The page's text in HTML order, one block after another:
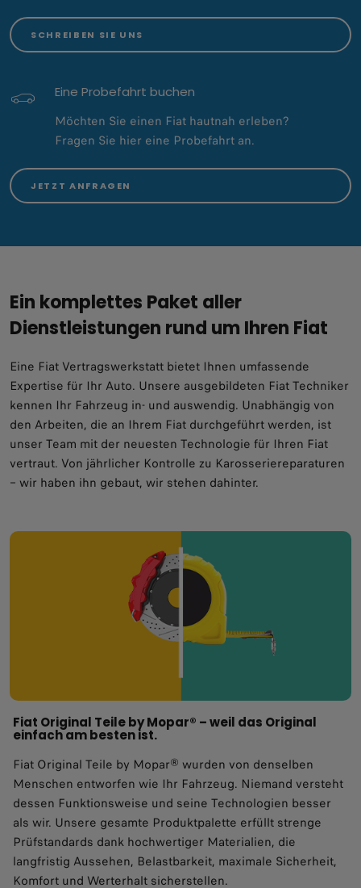
SCHREIBEN SIE UNS
Eine Probefahrt buchen
Möchten Sie einen Fiat hautnah erleben?
Fragen Sie hier eine Probefahrt an.
JETZT ANFRAGEN
Ein komplettes Paket aller
Dienstleistungen rund um Ihren Fiat
Eine Fiat Vertragswerkstatt bietet Ihnen umfassende
Expertise für Ihr Auto. Unsere ausgebildeten Fiat Techniker
kennen Ihr Fahrzeug in- und auswendig. Unabhängig von
den Arbeiten, die an Ihrem Fiat durchgeführt werden, ist
unser Team mit der neuesten Technologie für Ihren Fiat
vertraut. Von jährlicher Kontrolle zu Karosseriereparaturen
– wir haben ihn gebaut, wir stehen dahinter.
Fiat Original Teile by Mopar® – weil das Original
einfach am besten ist.
Fiat Original Teile by Mopar® wurden von denselben
Menschen entworfen wie Ihr Fahrzeug. Niemand versteht
dessen Funktionsweise und seine Technologien besser
als wir. Unsere gesamte Produktpalette erfüllt strenge
Prüfstandards dank hochwertiger Materialien, die
langfristig Aussehen, Belastbarkeit, maximale Sicherheit,
Komfort und Werterhalt sicherstellen.